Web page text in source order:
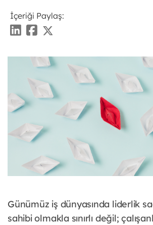
İçeriği Paylaş:
Günümüz iş dünyasında liderlik
sahibi olmakla sınırlı değil;